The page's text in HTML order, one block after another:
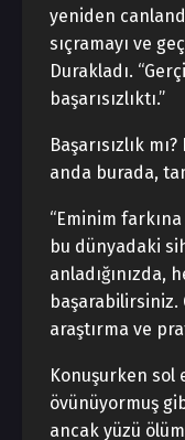
yeniden
sıçramayı ve
Durakladı.
başarısızlıktı.”
Başarısızlık
anda burada,
“Eminim
bu dünyadaki
anladığınızda,
başarabilirsiniz.
araştırma ve
Konuşurken sol
övünüyormuş
ancak yüzü